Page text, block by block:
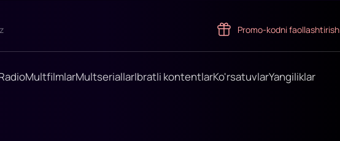
Promo-kodni faollashtirish
MultfilmlarMultseriallarIbratli kontentlarKo'rsatuvlarYangiliklar